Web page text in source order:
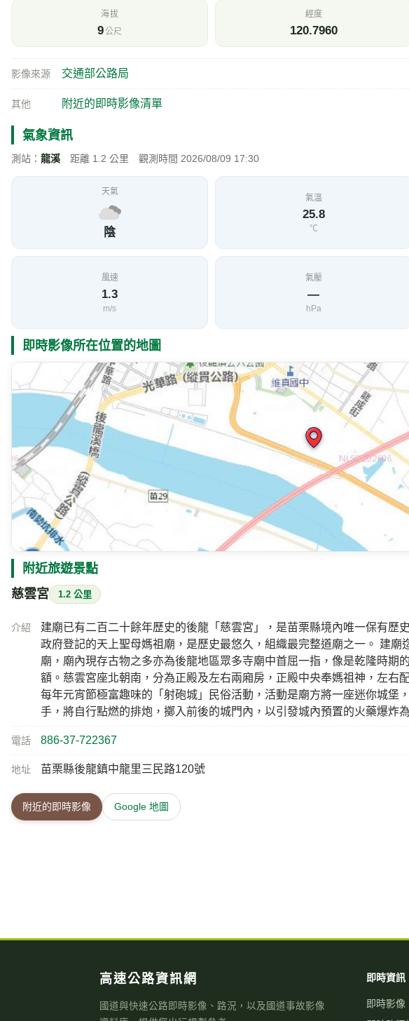
海拔
9公尺
經度
120.7960
影像來源 交通部公路局
其他 附近的即時影像清單
氣象資訊
測站： 龍溪 距離 1.2 公里 觀測時間 2026/08/09 17:30
天氣
陰
氣溫
25.8
℃
風速
1.3
m/s
氣壓
—
hPa
即時影像所在位置的地圖
附近旅遊景點
慈雲宮 1.2 公里
介紹
建廟已有二百二十餘年歷史的後龍「慈雲宮」，是苗栗縣境內唯一保有歷
政府登記的天上聖母媽祖廟，是歷史最悠久，組織最完整道廟之一。 建
廟，廟內現存古物之多亦為後龍地區眾多寺廟中首屈一指，像是乾隆時期
額。慈雲宮座北朝南，分為正殿及左右兩廂房，正殿中央奉媽祖神，左右
每年元宵節極富趣味的「射砲城」民俗活動，活動是廟方將一座迷你城堡
手，將自行點燃的排炮，擲入前後的城門內，以引發城內預置的火藥爆炸
電話 886-37-722367
地址 苗栗縣後龍鎮中龍里三民路120號
附近的即時影像 Google 地圖
高速公路資訊網
國道與快速公路即時影像、路況，以及國道事故影像
即時資訊
即時影像